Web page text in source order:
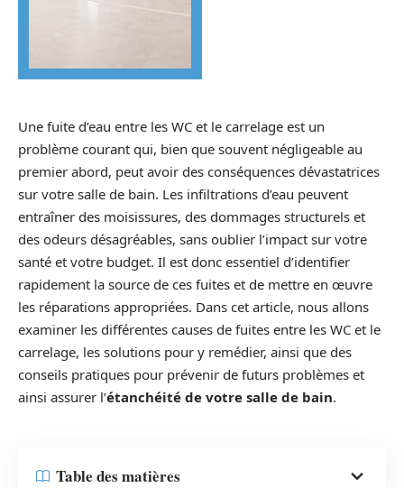
Une fuite d’eau entre les WC et le carrelage est un
problème courant qui, bien que souvent négligeable au
premier abord, peut avoir des conséquences dévastatrices
sur votre salle de bain. Les infiltrations d’eau peuvent
entraîner des moisissures, des dommages structurels et
des odeurs désagréables, sans oublier l’impact sur votre
santé et votre budget. Il est donc essentiel d’identifier
rapidement la source de ces fuites et de mettre en œuvre
les réparations appropriées. Dans cet article, nous allons
examiner les différentes causes de fuites entre les WC et le
carrelage, les solutions pour y remédier, ainsi que des
conseils pratiques pour prévenir de futurs problèmes et
ainsi assurer l’étanchéité de votre salle de bain.
Table des matières